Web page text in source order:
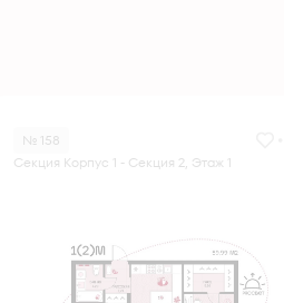
№ 158
Секция Корпус 1 - Секция 2, Этаж 1